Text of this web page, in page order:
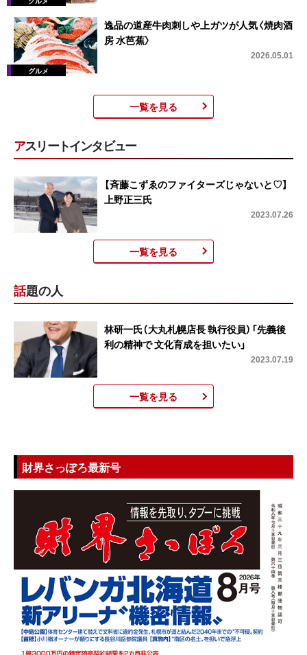
逸品の道産牛肉刺しや上ガツが人気〈焼肉酒
房 水芭蕉〉
2026.05.01
一覧を見る
アスリートインタビュー
【斉藤こずゑのファイターズじゃないと♡】
上野正三氏
2023.07.26
一覧を見る
話題の人
林研一氏（大丸札幌店長 執行役員）「先義後
利の精神で 文化育成を担いたい」
2023.07.19
一覧を見る
財界さっぽろ最新号